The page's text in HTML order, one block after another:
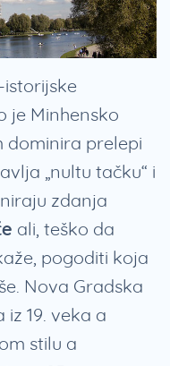
je Minhensko
dominira prelepi
„nultu tačku“ i
zdanja
ali, teško da
pogoditi koja
Nova Gradska
iz 19. veka a
stilu a